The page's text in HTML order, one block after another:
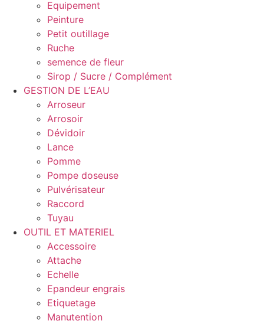
Equipement
Peinture
Petit outillage
Ruche
semence de fleur
Sirop / Sucre / Complément
GESTION DE L’EAU
Arroseur
Arrosoir
Dévidoir
Lance
Pomme
Pompe doseuse
Pulvérisateur
Raccord
Tuyau
OUTIL ET MATERIEL
Accessoire
Attache
Echelle
Epandeur engrais
Etiquetage
Manutention